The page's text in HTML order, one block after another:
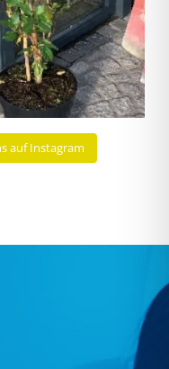
auf Instagram